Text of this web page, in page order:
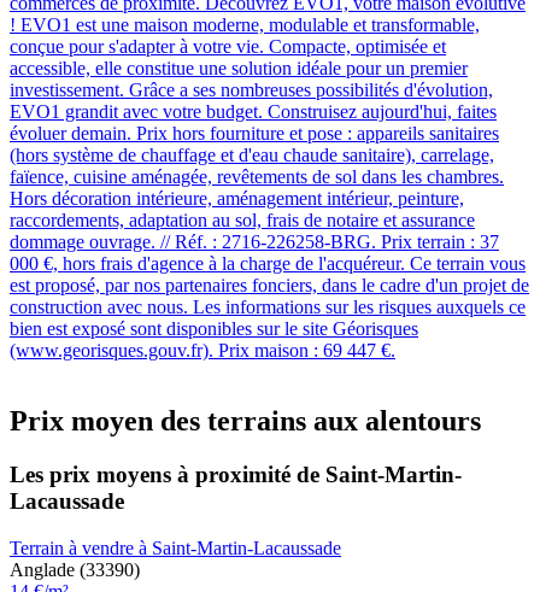
! EVO1 est une maison moderne, modulable et transformable,
conçue pour s'adapter à votre vie. Compacte, optimisée et
accessible, elle constitue une solution idéale pour un premier
investissement. Grâce a ses nombreuses possibilités d'évolution,
EVO1 grandit avec votre budget. Construisez aujourd'hui, faites
évoluer demain. Prix hors fourniture et pose : appareils sanitaires
(hors système de chauffage et d'eau chaude sanitaire), carrelage,
faïence, cuisine aménagée, revêtements de sol dans les chambres.
Hors décoration intérieure, aménagement intérieur, peinture,
raccordements, adaptation au sol, frais de notaire et assurance
dommage ouvrage. // Réf. : 2716-226258-BRG. Prix terrain : 37
000 €, hors frais d'agence à la charge de l'acquéreur. Ce terrain vous
est proposé, par nos partenaires fonciers, dans le cadre d'un projet de
construction avec nous. Les informations sur les risques auxquels ce
bien est exposé sont disponibles sur le site Géorisques
(www.georisques.gouv.fr). Prix maison : 69 447 €.
Prix moyen des terrains aux alentours
Les prix moyens à proximité de Saint-Martin-
Lacaussade
Terrain à vendre à Saint-Martin-Lacaussade
Anglade (33390)